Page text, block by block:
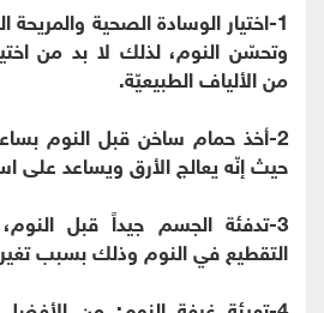
1-اختيار الوسادة الصحية والمريحة
وتحسّن النوم، لذلك لا بد من
من الألياف الطبيعيّة.
2-أخذ حمام ساخن قبل النوم
حيث إنّه يعالج الأرق ويساعد على
3-تدفئة الجسم جيداً قبل
التقطيع في النوم وذلك بسبب تغير